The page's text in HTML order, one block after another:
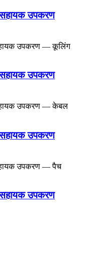
उपकरण
उपकरण
उपकरण
उपकरण